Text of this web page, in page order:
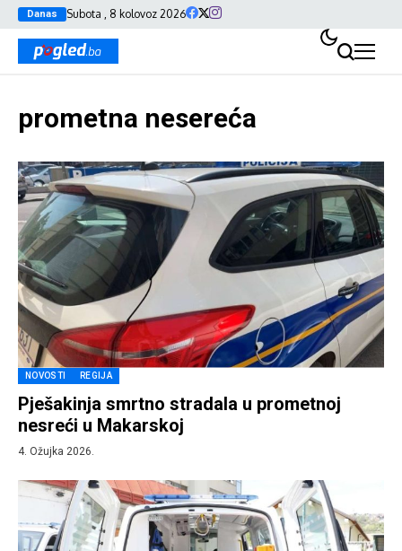
Danas Subota , 8 kolovoz 2026
prometna nesereća
NOVOSTI REGIJA
Pješakinja smrtno stradala u prometnoj
nesreći u Makarskoj
4. Ožujka 2026.